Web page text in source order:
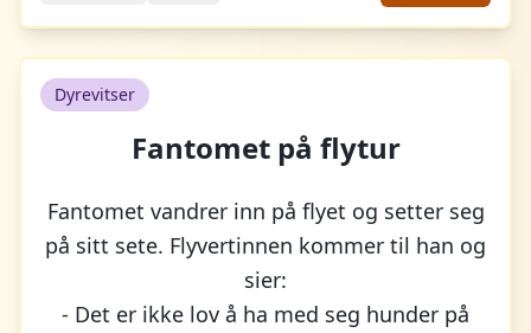
Dyrevitser
Fantomet på flytur
Fantomet vandrer inn på flyet og setter seg
på sitt sete. Flyvertinnen kommer til han og
sier:
- Det er ikke lov å ha med seg hunder på